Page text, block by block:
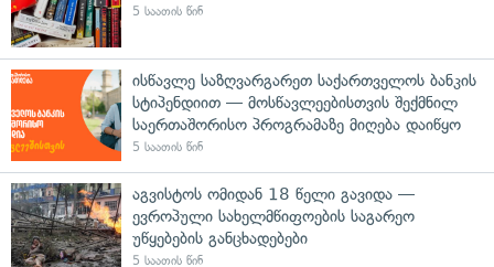
5 საათის წინ
ისწავლე საზღვარგარეთ საქართველოს ბანკის
სტიპენდიით — მოსწავლეებისთვის შექმნილ
საერთაშორისო პროგრამაზე მიღება დაიწყო
5 საათის წინ
აგვისტოს ომიდან 18 წელი გავიდა —
ევროპული სახელმწიფოების საგარეო
უწყებების განცხადებები
5 საათის წინ